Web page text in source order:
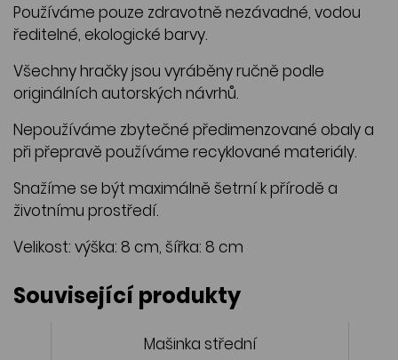
Používáme pouze zdravotně nezávadné, vodou
ředitelné, ekologické barvy.
Všechny hračky jsou vyráběny ručně podle
originálních autorských návrhů.
Nepoužíváme zbytečné předimenzované obaly a
při přepravě používáme recyklované materiály.
Snažíme se být maximálně šetrní k přírodě a
životnímu prostředí.
Velikost: výška: 8 cm, šířka: 8 cm
Související produkty
Mašinka střední